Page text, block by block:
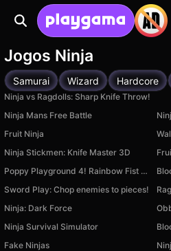
Jogos Ninja
Samurai Wizard Hardcore
Ninja vs Ragdolls: Sharp Knife Throw!
Ninja Mans Free Battle
Fruit Ninja
Ninja Stickmen: Knife Master 3D
Poppy Playground 4! Rainbow Fist Punch!
Sword Play: Chop enemies to pieces!
Ninja: Dark Force
Ninja Survival Simulator
Fake Ninjas